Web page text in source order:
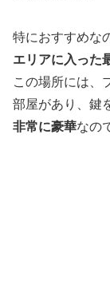
特におすすめな
エリアに入った
この場所には、
部屋があり、鍵
非常に豪華なの